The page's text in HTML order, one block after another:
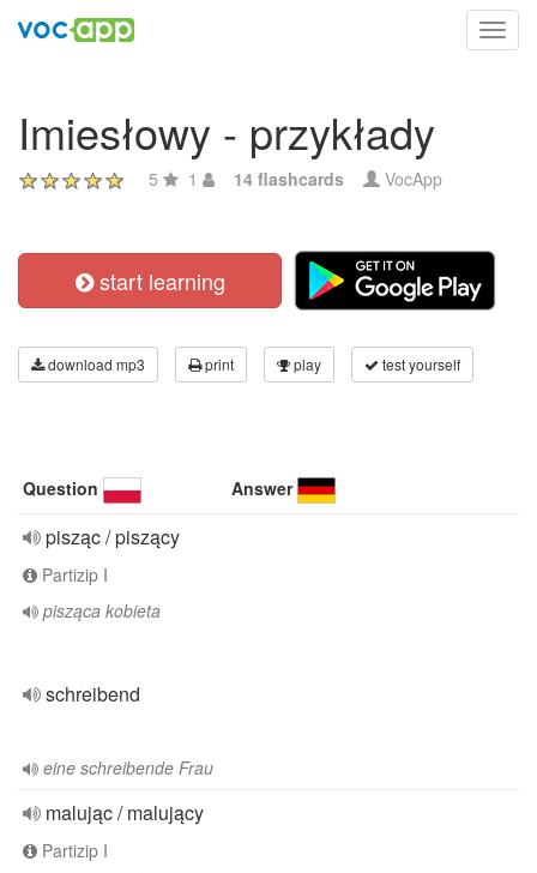
Imiesłowy - przykłady
5 1 14 flashcards VocApp
start learning
download mp3 print play test yourself
Question Answer
pisząc / piszący
Partizip I
pisząca kobieta
schreibend
eine schreibende Frau
malując / malujący
Partizip I